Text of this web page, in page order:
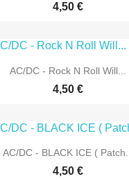
4,50 €
AC/DC - Rock N Roll Will...
4,50 €
AC/DC - BLACK ICE ( Patch...
4,50 €